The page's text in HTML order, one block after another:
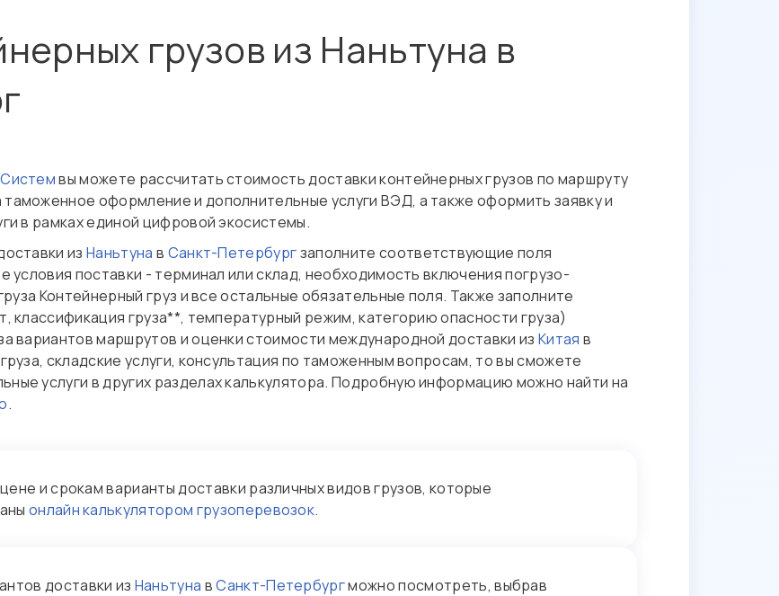
грузов из Наньтуна в
вы можете рассчитать стоимость доставки контейнерных грузов по маршруту
таможенное оформление и дополнительные услуги ВЭД, а также оформить заявку и
в рамках единой цифровой экосистемы.
изНаньтуна в Санкт-Петербургзаполните соответствующие поля
условия поставки - терминал или склад, необходимость включения погрузо-
Контейнерный груз и все остальные обязательные поля. Также заполните
классификация груза**, температурный режим, категорию опасности груза)
вариантов маршрутов и оценки стоимости международной доставки из Китая в
складские услуги, консультация по таможенным вопросам, то вы сможете
услуги в других разделах калькулятора. Подробную информацию можно найти на
.
и срокам варианты доставки различных видов грузов, которые
онлайн калькулятором грузоперевозок.
доставки из Наньтуна вСанкт-Петербургможно посмотреть, выбрав